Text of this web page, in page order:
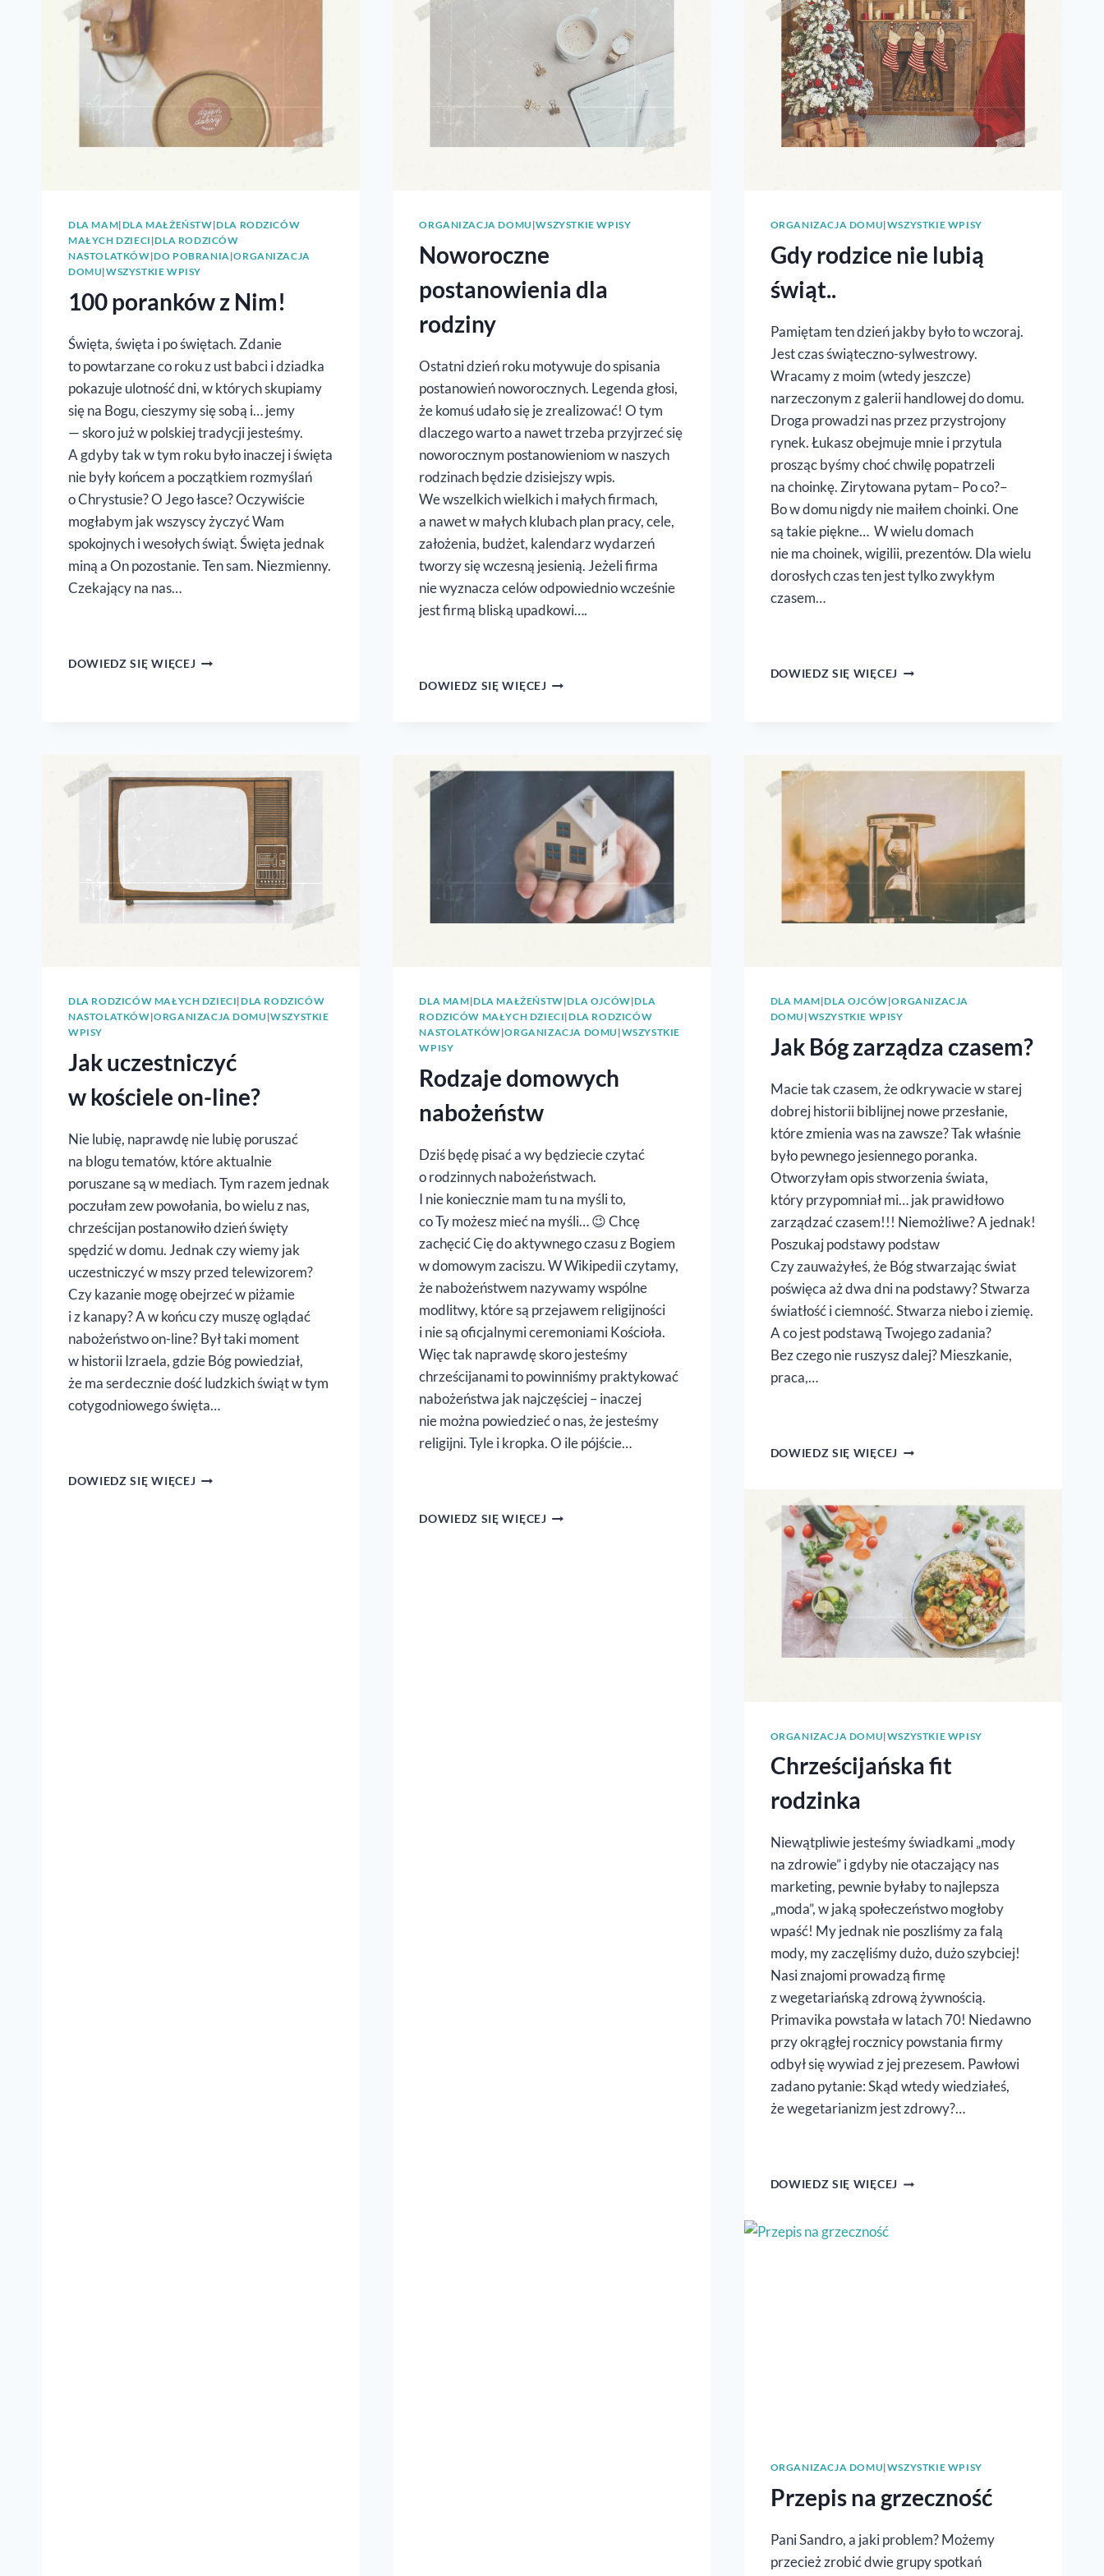
DLA MAM|DLA MAŁŻEŃSTW|DLA RODZICÓW
MAŁYCH DZIECI |DLA RODZICÓW
NASTOLATKÓW|DO POBRANIA|ORGANIZACJA
DOMU|WSZYSTKIE WPISY
100 poranków z Nim!
Święta, święta i po świętach. Zdanie
to powtarzane co roku z ust babci i dziadka
pokazuje ulotność dni, w których skupiamy
się na Bogu, cieszymy się sobą i… jemy
— skoro już w polskiej tradycji jesteśmy.
A gdyby tak w tym roku było inaczej i święta
nie były końcem a początkiem rozmyślań
o Chrystusie? O Jego łasce? Oczywiście
mogłabym jak wszyscy życzyć Wam
spokojnych i wesołych świąt. Święta jednak
miną a On pozostanie. Ten sam. Niezmienny.
Czekający na nas…
DOWIEDZ SIĘ WIĘCEJ 100
ORGANIZACJA DOMU |WSZYSTKIE WPISY
Noworoczne
postanowienia dla
rodziny
Ostatni dzień roku motywuje do spisania
postanowień noworocznych. Legenda głosi,
że komuś udało się je zrealizować! O tym
dlaczego warto a nawet trzeba przyjrzeć się
noworocznym postanowieniom w naszych
rodzinach będzie dzisiejszy wpis.
We wszelkich wielkich i małych firmach,
a nawet w małych klubach plan pracy, cele,
założenia, budżet, kalendarz wydarzeń
tworzy się wczesną jesienią. Jeżeli firma
nie wyznacza celów odpowiednio wcześnie
jest firmą bliską upadkowi….
DOWIEDZ SIĘ WIĘCEJ NOWOROCZNE
ORGANIZACJA DOMU|WSZYSTKIE WPISY
Gdy rodzice nie lubią
świąt..
Pamiętam ten dzień jakby było to wczoraj.
Jest czas świąteczno-sylwestrowy.
Wracamy z moim (wtedy jeszcze)
narzeczonym z galerii handlowej do domu.
Droga prowadzi nas przez przystrojony
rynek. Łukasz obejmuje mnie i przytula
prosząc byśmy choć chwilę popatrzeli
na choinkę. Zirytowana pytam– Po co?–
Bo w domu nigdy nie maiłem choinki. One
są takie piękne… W wielu domach
nie ma choinek, wigilii, prezentów. Dla wielu
dorosłych czas ten jest tylko zwykłym
czasem…
DOWIEDZ SIĘ WIĘCEJ GDY RODZICE
DLA RODZICÓW MAŁYCH DZIECI|DLA RODZICÓW
NASTOLATKÓW|ORGANIZACJA DOMU |WSZYSTKIE
WPISY
Jak uczestniczyć
w kościele on-line?
Nie lubię, naprawdę nie lubię poruszać
na blogu tematów, które aktualnie
poruszane są w mediach. Tym razem jednak
poczułam zew powołania, bo wielu z nas,
chrześcijan postanowiło dzień święty
spędzić w domu. Jednak czy wiemy jak
uczestniczyć w mszy przed telewizorem?
Czy kazanie mogę obejrzeć w piżamie
i z kanapy? A w końcu czy muszę oglądać
nabożeństwo on-line? Był taki moment
w historii Izraela, gdzie Bóg powiedział,
że ma serdecznie dość ludzkich świąt w tym
cotygodniowego święta…
DOWIEDZ SIĘ WIĘCEJ JAK
DLA MAM|DLA MAŁŻEŃSTW|DLA OJCÓW|DLA
RODZICÓW MAŁYCH DZIECI|DLA RODZICÓW
NASTOLATKÓW|ORGANIZACJA DOMU |WSZYSTKIE
WPISY
Rodzaje domowych
nabożeństw
Dziś będę pisać a wy będziecie czytać
o rodzinnych nabożeństwach.
I nie koniecznie mam tu na myśli to,
co Ty możesz mieć na myśli… 😉 Chcę
zachęcić Cię do aktywnego czasu z Bogiem
w domowym zaciszu. W Wikipedii czytamy,
że nabożeństwem nazywamy wspólne
modlitwy, które są przejawem religijności
i nie są oficjalnymi ceremoniami Kościoła.
Więc tak naprawdę skoro jesteśmy
chrześcijanami to powinniśmy praktykować
nabożeństwa jak najczęściej – inaczej
nie można powiedzieć o nas, że jesteśmy
religijni. Tyle i kropka. O ile pójście…
DOWIEDZ SIĘ WIĘCEJ RODZAJE
DLA MAM|DLA OJCÓW|ORGANIZACJA
DOMU |WSZYSTKIE WPISY
Jak Bóg zarządza czasem?
Macie tak czasem, że odkrywacie w starej
dobrej historii biblijnej nowe przesłanie,
które zmienia was na zawsze? Tak właśnie
było pewnego jesiennego poranka.
Otworzyłam opis stworzenia świata,
który przypomniał mi… jak prawidłowo
zarządzać czasem!!! Niemożliwe? A jednak!
Poszukaj podstawy podstaw
Czy zauważyłeś, że Bóg stwarzając świat
poświęca aż dwa dni na podstawy? Stwarza
światłość i ciemność. Stwarza niebo i ziemię.
A co jest podstawą Twojego zadania?
Bez czego nie ruszysz dalej? Mieszkanie,
praca,…
DOWIEDZ SIĘ WIĘCEJ JAK
ORGANIZACJA DOMU|WSZYSTKIE WPISY
Chrześcijańska fit
rodzinka
Niewątpliwie jesteśmy świadkami „mody
na zdrowie” i gdyby nie otaczający nas
marketing, pewnie byłaby to najlepsza
„moda”, w jaką społeczeństwo mogłoby
wpaść! My jednak nie poszliśmy za falą
mody, my zaczęliśmy dużo, dużo szybciej!
Nasi znajomi prowadzą firmę
z wegetariańską zdrową żywnością.
Primavika powstała w latach 70! Niedawno
przy okrągłej rocznicy powstania firmy
odbył się wywiad z jej prezesem. Pawłowi
zadano pytanie: Skąd wtedy wiedziałeś,
że wegetarianizm jest zdrowy?…
DOWIEDZ SIĘ WIĘCEJ CHRZEŚCIJAŃSKA
ORGANIZACJA DOMU|WSZYSTKIE WPISY
Przepis na grzeczność
Pani Sandro, a jaki problem? Możemy
przecież zrobić dwie grupy spotkań